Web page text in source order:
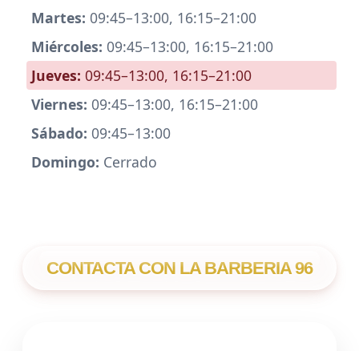
Martes: 09:45–13:00, 16:15–21:00
Miércoles: 09:45–13:00, 16:15–21:00
Jueves: 09:45–13:00, 16:15–21:00
Viernes: 09:45–13:00, 16:15–21:00
Sábado: 09:45–13:00
Domingo: Cerrado
CONTACTA CON LA BARBERIA 96